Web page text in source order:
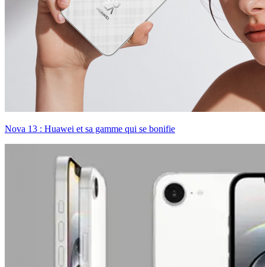
Nova 13 : Huawei et sa gamme qui se bonifie